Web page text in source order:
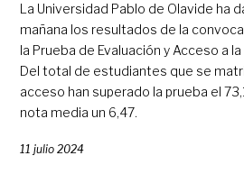
La Universidad Pablo de Olavide ha
mañana los resultados de la
la Prueba de Evaluación y Acceso a la
Del total de estudiantes que se
acceso han superado la prueba el
nota media un 6,47.
11 julio 2024